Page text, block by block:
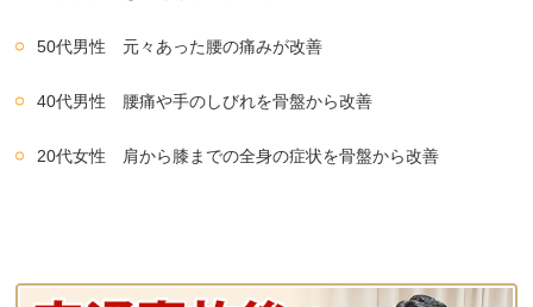
50代男性 元々あった腰の痛みが改善
40代男性 腰痛や手のしびれを骨盤から改善
20代女性 肩から膝までの全身の症状を骨盤から改善